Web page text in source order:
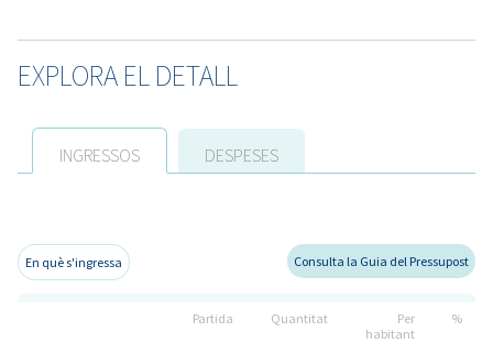
EXPLORA EL DETALL
INGRESSOS DESPESES
En què s'ingressa Consulta la Guia del Pressupost
Partida Quantitat
Per
habitant
%